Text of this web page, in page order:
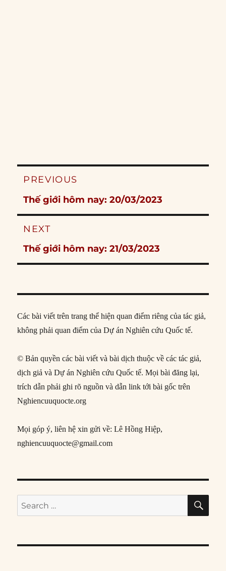
Post
PREVIOUS
Previous
post:
Thế giới hôm nay: 20/03/2023
NEXT
Next
post:
Thế giới hôm nay: 21/03/2023
Các bài viết trên trang thể hiện quan điểm riêng của tác giả,
không phải quan điểm của Dự án Nghiên cứu Quốc tế.
© Bản quyền các bài viết và bài dịch thuộc về các tác giả,
dịch giả và Dự án Nghiên cứu Quốc tế. Mọi bài đăng lại,
trích dẫn phải ghi rõ nguồn và dẫn link tới bài gốc trên
Nghiencuuquocte.org
Mọi góp ý, liên hệ xin gửi về: Lê Hồng Hiệp,
nghiencuuquocte@gmail.com
Search
for: